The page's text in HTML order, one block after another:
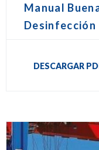
Manual
Desinfección
DESCARGAR